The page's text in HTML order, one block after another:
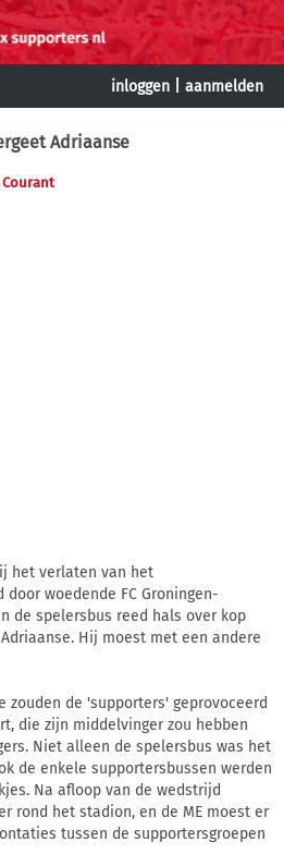
inloggen aanmelden
Adriaanse
het verlaten van het
woedende FC Groningen-
de spelersbus reed hals over kop
Hij moest met een andere
zouden de 'supporters' geprovoceerd
die zijn middelvinger zou hebben
Niet alleen de spelersbus was het
de enkele supportersbussen werden
Na afloop van de wedstrijd
rond het stadion, en de ME moest er
tussen de supportersgroepen